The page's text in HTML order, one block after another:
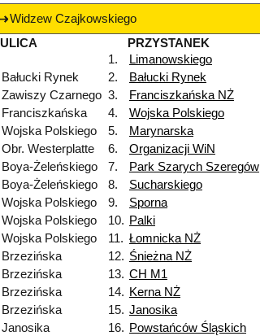
Widzew Czajkowskiego
ULICA
PRZYSTANEK
1.
Limanowskiego
Bałucki Rynek
2. Bałucki Rynek
Zawiszy Czarnego 3. Franciszkańska NŻ
Franciszkańska
4. Wojska Polskiego
Wojska Polskiego
5. Marynarska
Obr. Westerplatte
6. Organizacji WiN
Boya-Żeleńskiego
7. Park Szarych Szeregów
Boya-Żeleńskiego
8. Sucharskiego
Wojska Polskiego
9. Sporna
Wojska Polskiego
10. Palki
Wojska Polskiego
11. Łomnicka NŻ
Brzezińska
12. Śnieżna NŻ
Brzezińska
13. CH M1
Brzezińska
14. Kerna NŻ
Brzezińska
15. Janosika
Janosika
16. Powstańców Śląskich